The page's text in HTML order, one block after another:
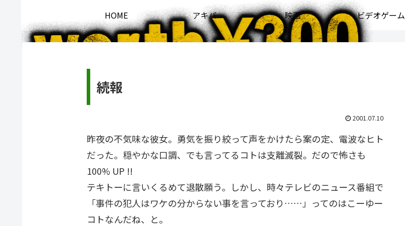
HOME アキバ 映画 ビデオゲーム
続報
2001.07.10
昨夜の不気味な彼女。勇気を振り絞って声をかけたら案の定、電波なヒト
だった。穏やかな口調、でも言ってるコトは支離滅裂。だので怖さも
100% UP !!
テキトーに言いくるめて退散願う。しかし、時々テレビのニュース番組で
「事件の犯人はワケの分からない事を言っており……」ってのはこーゆー
コトなんだね、と。